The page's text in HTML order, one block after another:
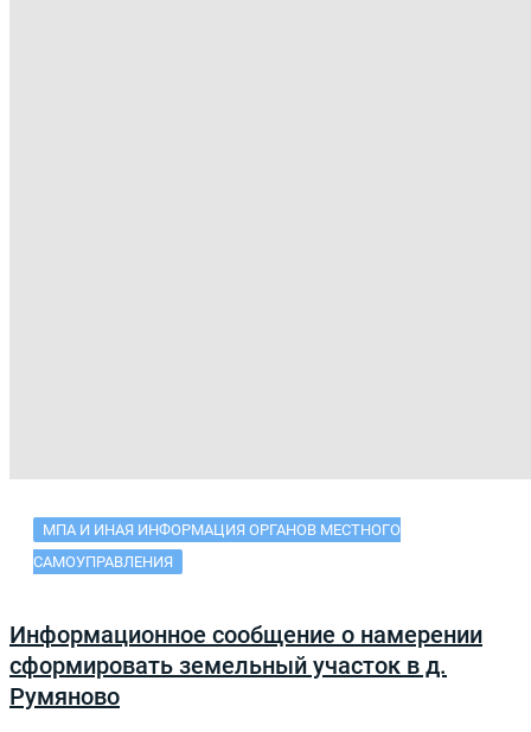
МПА И ИНАЯ ИНФОРМАЦИЯ ОРГАНОВ МЕСТНОГО
САМОУПРАВЛЕНИЯ
Информационное сообщение о намерении
сформировать земельный участок в д.
Румяново